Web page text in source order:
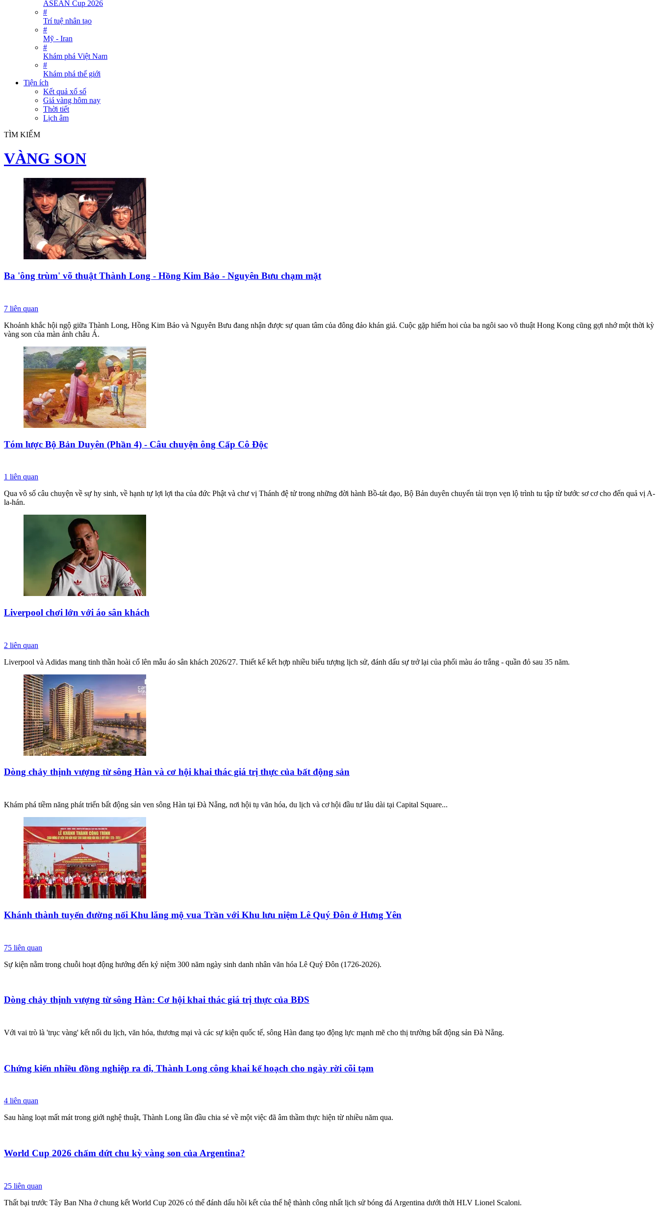
ASEAN Cup 2026
#
Trí tuệ nhân tạo
#
Mỹ - Iran
#
Khám phá Việt Nam
#
Khám phá thế giới
Tiện ích
Kết quả xổ số
Giá vàng hôm nay
Thời tiết
Lịch âm
TÌM KIẾM
VÀNG SON
Ba 'ông trùm' võ thuật Thành Long - Hồng Kim Bảo - Nguyên Bưu chạm mặt
7 liên quan
Khoảnh khắc hội ngộ giữa Thành Long, Hồng Kim Bảo và Nguyên Bưu đang nhận được sự quan tâm của đông đảo khán giả. Cuộc gặp hiếm hoi của ba ngôi sao võ thuật Hong Kong cũng gợi nhớ một thời kỳ
vàng son của màn ảnh châu Á.
Tóm lược Bộ Bản Duyên (Phần 4) - Câu chuyện ông Cấp Cô Độc
1 liên quan
Qua vô số câu chuyện về sự hy sinh, về hạnh tự lợi lợi tha của đức Phật và chư vị Thánh đệ tử trong những đời hành Bồ-tát đạo, Bộ Bản duyên chuyển tải trọn vẹn lộ trình tu tập từ bước sơ cơ cho đến quả vị A-
la-hán.
Liverpool chơi lớn với áo sân khách
2 liên quan
Liverpool và Adidas mang tinh thần hoài cổ lên mẫu áo sân khách 2026/27. Thiết kế kết hợp nhiều biểu tượng lịch sử, đánh dấu sự trở lại của phối màu áo trắng - quần đỏ sau 35 năm.
Dòng chảy thịnh vượng từ sông Hàn và cơ hội khai thác giá trị thực của bất động sản
Khám phá tiềm năng phát triển bất động sản ven sông Hàn tại Đà Nẵng, nơi hội tụ văn hóa, du lịch và cơ hội đầu tư lâu dài tại Capital Square...
Khánh thành tuyến đường nối Khu lăng mộ vua Trần với Khu lưu niệm Lê Quý Đôn ở Hưng Yên
75 liên quan
Sự kiện nằm trong chuỗi hoạt động hướng đến kỷ niệm 300 năm ngày sinh danh nhân văn hóa Lê Quý Đôn (1726-2026).
Dòng chảy thịnh vượng từ sông Hàn: Cơ hội khai thác giá trị thực của BĐS
Với vai trò là 'trục vàng' kết nối du lịch, văn hóa, thương mại và các sự kiện quốc tế, sông Hàn đang tạo động lực mạnh mẽ cho thị trường bất động sản Đà Nẵng.
Chứng kiến nhiều đồng nghiệp ra đi, Thành Long công khai kế hoạch cho ngày rời cõi tạm
4 liên quan
Sau hàng loạt mất mát trong giới nghệ thuật, Thành Long lần đầu chia sẻ về một việc đã âm thầm thực hiện từ nhiều năm qua.
World Cup 2026 chấm dứt chu kỳ vàng son của Argentina?
25 liên quan
Thất bại trước Tây Ban Nha ở chung kết World Cup 2026 có thể đánh dấu hồi kết của thế hệ thành công nhất lịch sử bóng đá Argentina dưới thời HLV Lionel Scaloni.